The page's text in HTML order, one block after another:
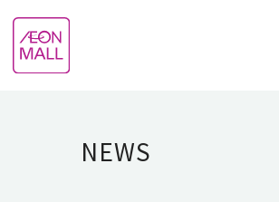
NEWS